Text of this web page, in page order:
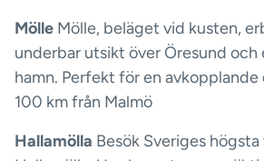
Mölle Mölle, beläget vid kusten,
underbar utsikt över Öresund
hamn. Perfekt för en avkopplande
100 km från Malmö
Hallamölla Besök Sveriges